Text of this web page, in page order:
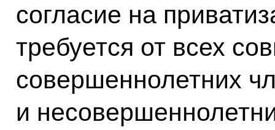
согласие на
требуется от всех
совершеннолетних
и